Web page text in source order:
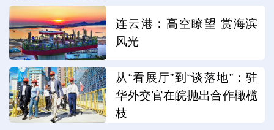
连云港：高空瞭望 赏海滨
风光
从“看展厅”到“谈落地”：驻
华外交官在皖抛出合作橄榄
枝